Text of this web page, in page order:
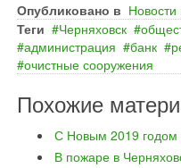
Опубликовано в
Теги
Черняховск
администрация
банк
очистные сооружения
Похожие
С Новым 2019 годом
В пожаре в